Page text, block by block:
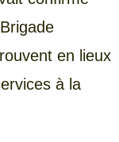
en lieux
à la